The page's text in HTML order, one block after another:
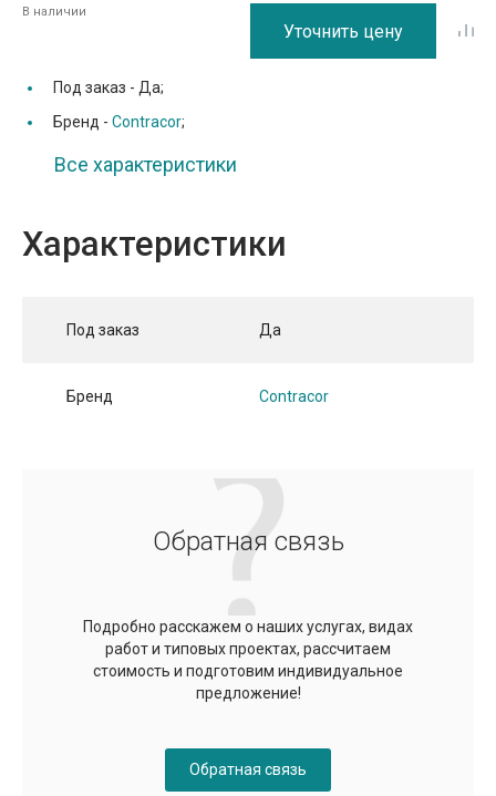
В наличии
Уточнить цену
Под заказ - Да;
Бренд - Contracor;
Все характеристики
Характеристики
Под заказ Да
Бренд Contracor
Обратная связь
Подробно расскажем о наших услугах, видах
работ и типовых проектах, рассчитаем
стоимость и подготовим индивидуальное
предложение!
Обратная связь